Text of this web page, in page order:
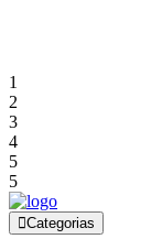
1
2
3
4
5
5
Categorias